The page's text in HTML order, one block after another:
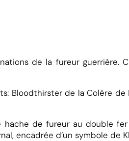
de la fureur guerrière.
Bloodthirster de la Colère
hache de fureur au double
encadrée d’un symbole de